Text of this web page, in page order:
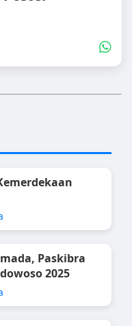
Paskibra
2025